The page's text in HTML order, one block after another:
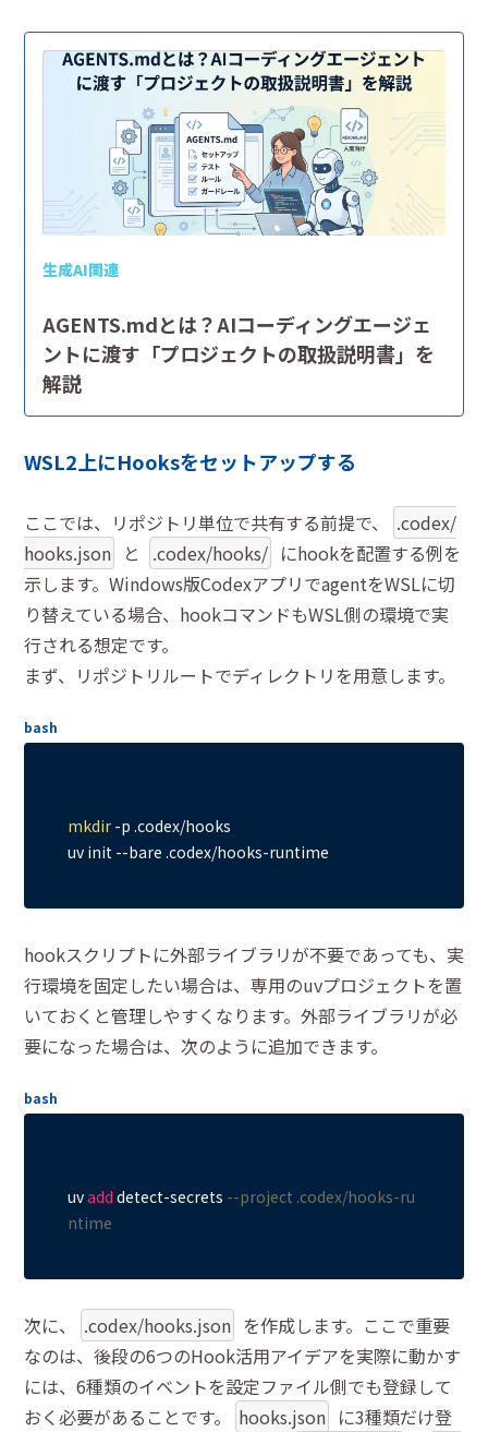
生成AI関連
AGENTS.mdとは？AIコーディングエージェ
ントに渡す「プロジェクトの取扱説明書」を
解説
WSL2上にHooksをセットアップする
ここでは、リポジトリ単位で共有する前提で、
.codex/
hooks.json と .codex/hooks/ にhookを配置する例を
示します。Windows版CodexアプリでagentをWSLに切
り替えている場合、hookコマンドもWSL側の環境で実
行される想定です。
まず、リポジトリルートでディレクトリを用意します。
bash
mkdir -p .codex/hooks
hookスクリプトに外部ライブラリが不要であっても、実
行環境を固定したい場合は、専用のuvプロジェクトを置
いておくと管理しやすくなります。外部ライブラリが必
要になった場合は、次のように追加できます。
bash
uv add detect-secrets --project .codex/hooks-ru
ntime
次に、 .codex/hooks.json を作成します。ここで重要
なのは、後段の6つのHook活用アイデアを実際に動かす
には、6種類のイベントを設定ファイル側でも登録して
おく必要があることです。
hooks.json に3種類だけ登